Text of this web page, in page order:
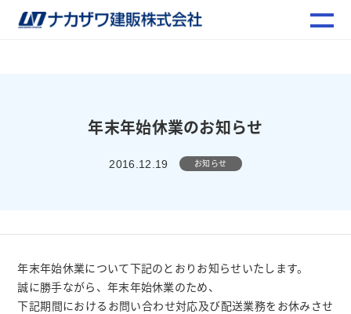
年末年始休業のお知らせ
2016.12.19 お知らせ
年末年始休業について下記のとおりお知らせいたします。
誠に勝手ながら、年末年始休業のため、
下記期間におけるお問い合わせ対応及び配送業務をお休みさせ